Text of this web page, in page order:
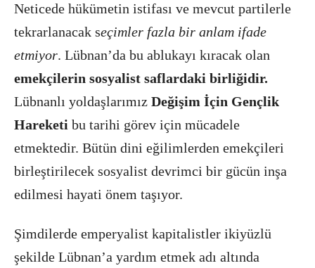
Neticede hükümetin istifası ve mevcut partilerle
tekrarlanacak seçimler fazla bir anlam ifade
etmiyor. Lübnan’da bu ablukayı kıracak olan
emekçilerin sosyalist saflardaki birliğidir.
Lübnanlı yoldaşlarımız Değişim İçin Gençlik
Hareketi bu tarihi görev için mücadele
etmektedir. Bütün dini eğilimlerden emekçileri
birleştirilecek sosyalist devrimci bir gücün inşa
edilmesi hayati önem taşıyor.
Şimdilerde emperyalist kapitalistler ikiyüzlü
şekilde Lübnan’a yardım etmek adı altında